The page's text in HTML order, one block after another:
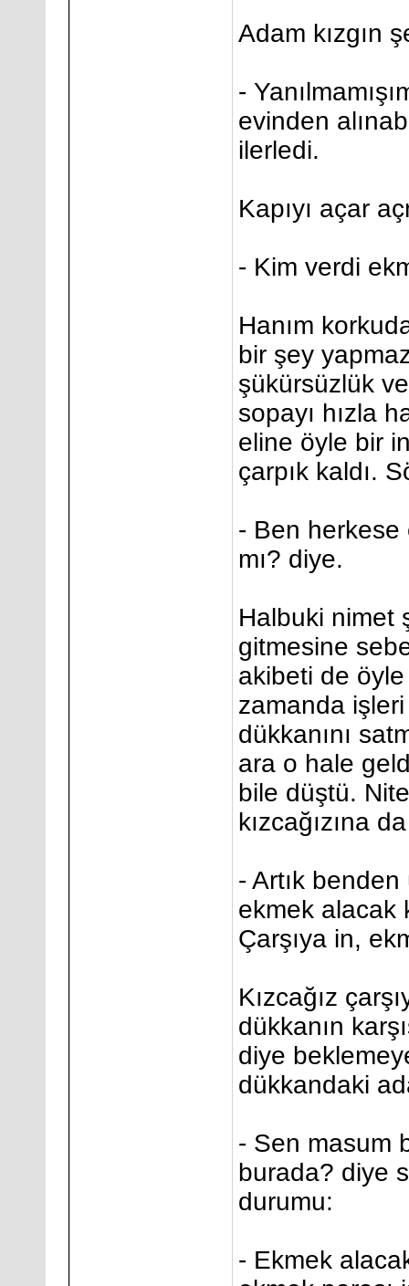
Adam kızgın
-
evinden
ilerledi.
Kapıyı açar
- Kim verdi
Hanım
bir şey
şükürsüzlük
sopayı hızla
eline öyle bir
çarpık kaldı.
- Ben herkese
mı? diye.
Halbuki nimet
gitmesine
akibeti de öyle
zamanda
dükkanını
ara o hale
bile düştü.
kızcağızına
- Artık
ekmek alacak
Çarşıya in,
Kızcağız
dükkanın
diye
dükkandaki
- Sen masum
burada? diye
durumu:
- Ekmek